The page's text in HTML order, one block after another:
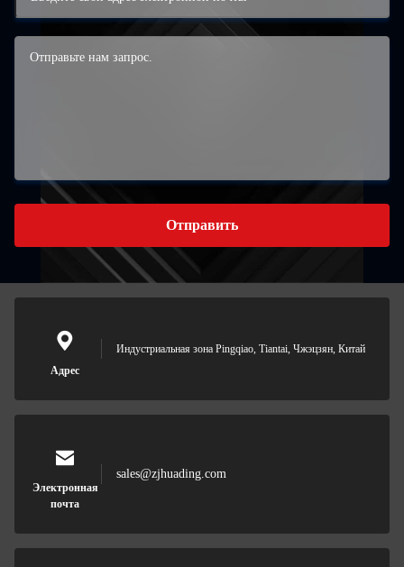
Отправить
Адрес
Индустриальная зона Pingqiao, Tiantai, Чжэцзян, Китай
Электронная
почта
sales@zjhuading.com